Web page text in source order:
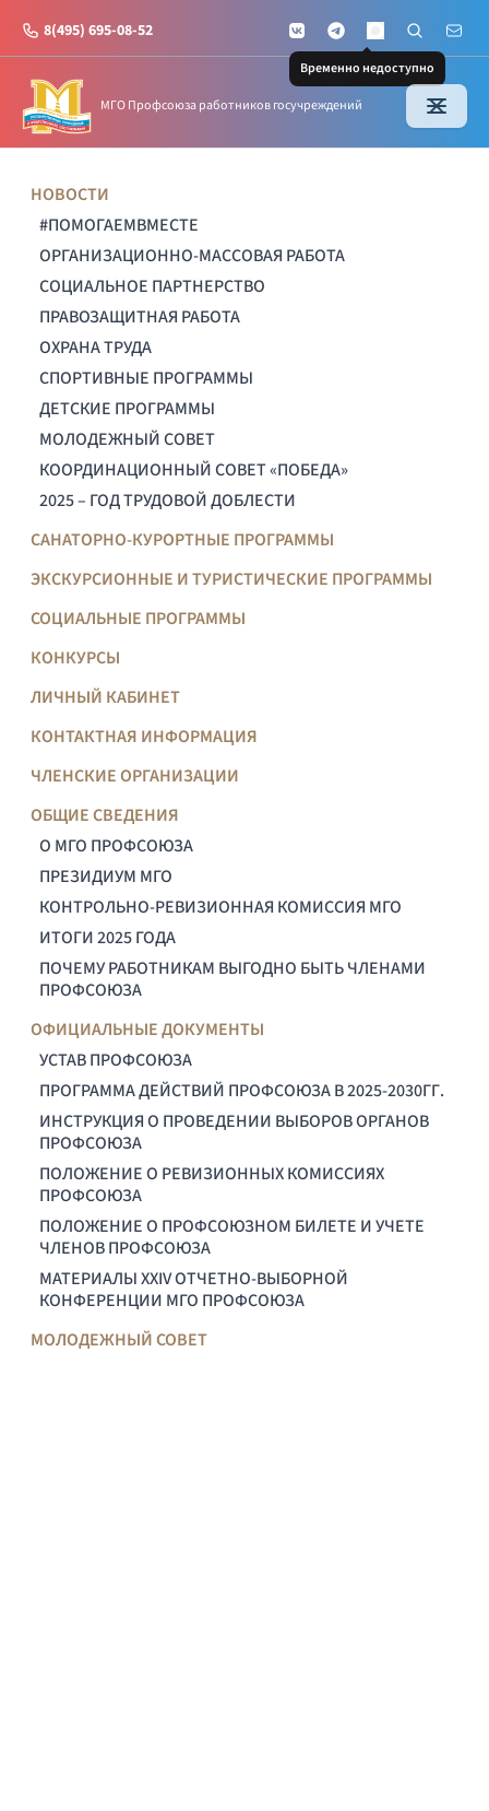
8(495) 695-08-52 VKontakteTelegramMAX
Временно недоступно
Поиск по
Почта
МГО Профсоюза работников госучреждений
НОВОСТИ
#ПОМОГАЕМВМЕСТЕ
ОРГАНИЗАЦИОННО-МАССОВАЯ РАБОТА
СОЦИАЛЬНОЕ ПАРТНЕРСТВО
ПРАВОЗАЩИТНАЯ РАБОТА
ОХРАНА ТРУДА
СПОРТИВНЫЕ ПРОГРАММЫ
ДЕТСКИЕ ПРОГРАММЫ
МОЛОДЕЖНЫЙ СОВЕТ
КООРДИНАЦИОННЫЙ СОВЕТ «ПОБЕДА»
2025 – ГОД ТРУДОВОЙ ДОБЛЕСТИ
САНАТОРНО-КУРОРТНЫЕ ПРОГРАММЫ
ЭКСКУРСИОННЫЕ И ТУРИСТИЧЕСКИЕ ПРОГРАММЫ
СОЦИАЛЬНЫЕ ПРОГРАММЫ
КОНКУРСЫ
ЛИЧНЫЙ КАБИНЕТ
КОНТАКТНАЯ ИНФОРМАЦИЯ
ЧЛЕНСКИЕ ОРГАНИЗАЦИИ
ОБЩИЕ СВЕДЕНИЯ
О МГО ПРОФСОЮЗА
ПРЕЗИДИУМ МГО
КОНТРОЛЬНО-РЕВИЗИОННАЯ КОМИССИЯ МГО
ИТОГИ 2025 ГОДА
ПОЧЕМУ РАБОТНИКАМ ВЫГОДНО БЫТЬ ЧЛЕНАМИ
ПРОФСОЮЗА
ОФИЦИАЛЬНЫЕ ДОКУМЕНТЫ
УСТАВ ПРОФСОЮЗА
ПРОГРАММА ДЕЙСТВИЙ ПРОФСОЮЗА В 2025-2030ГГ.
ИНСТРУКЦИЯ О ПРОВЕДЕНИИ ВЫБОРОВ ОРГАНОВ
ПРОФСОЮЗА
ПОЛОЖЕНИЕ О РЕВИЗИОННЫХ КОМИССИЯХ
ПРОФСОЮЗА
ПОЛОЖЕНИЕ О ПРОФСОЮЗНОМ БИЛЕТЕ И УЧЕТЕ
ЧЛЕНОВ ПРОФСОЮЗА
МАТЕРИАЛЫ XXIV ОТЧЕТНО-ВЫБОРНОЙ
КОНФЕРЕНЦИИ МГО ПРОФСОЮЗА
МОЛОДЕЖНЫЙ СОВЕТ